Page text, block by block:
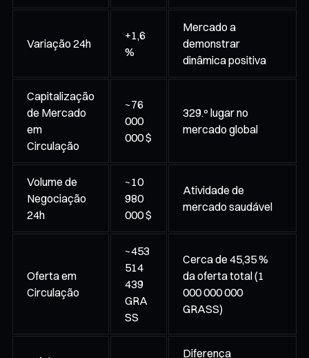
Variação 24h
+1,6
%
Mercado a
demonstrar
dinâmica positiva
Capitalização
de Mercado
em
Circulação
~76
000
000 $
329.º lugar no
mercado global
Volume de
Negociação
24h
~10
980
000 $
Atividade de
mercado saudável
Oferta em
Circulação
~453
514
439
GRA
SS
Cerca de 45,35 %
da oferta total (1
000 000 000
GRASS)
Diferença